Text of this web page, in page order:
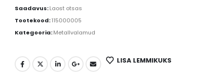
Saadavus:Laost otsas
Tootekood:115000005
Kategooria:Metallvalamud
LISA LEMMIKUKS